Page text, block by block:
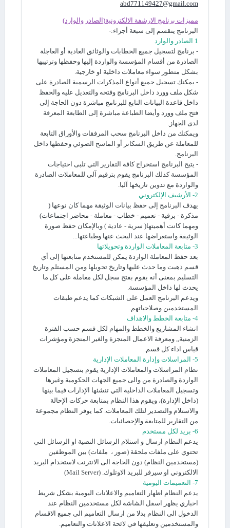
abd771149427@gmail.com
مميزات برنامج الارشفة الالكترونية(الصادر والوارد)
البرنامج ينقسم إلى سبعة أجزاء:-
1 الصادر والوارد
- برنامج لتسجيل جميع الخطابات والوثائق العادية أو العاجلة
الصادرة من أقسام المؤسسة والواردة إليها وحفظها وترتيبها
بشكل متطور سواء معاملات داخلية او خارجية.
- يمكنك تسجيل جميع أنواع المذكرات الرسمية الصادرة على
شكل ملف وورد داخل البرنامج وفتحه والتعديل عليه والحفظ
داخل قاعدة البيانات التابع للبرنامج مباشرة دون الحاجة إلى
فتح ملف وورد وأيضا الطباعة مباشرة إلى الطابعة المعرفة
لدى الجهاز.
ويمكنك من داخل البرنامج سحب المرفقات والأوراق التابعة
للمعاملة عن طريق السكانر أو الماسح الضوئي وحفظها داخل
البرنامج.
- يتيح البرنامج استخراج كافة التقارير التي تلبى احتياجات
المؤسسة كذلك البرنامج يقوم بترقيم آلي للمعاملات الصادرة
والواردة مع تدوين تاريخها آليا.
2- الأرشيف الإلكتروني
يهدف البرنامج إلى حفظ بيانات الوثيقة مهما كان نوعها (
مذكرة - برقية - تعميم - خطاب - معاملة - محاضر اجتماعات)
ومهما كانت أهميتها( سرية - عادية ) وبالإمكان حفظ صورة
الوثيقة واستعراضها عند البحث عنها وطباعتها...
3- متابعة المعاملات الواردة وتحويلاتها
بعد حفظ المعاملة الواردة يمكن للمستخدم متابعتها إلى أي
قسم ذهبت وما حدث عليها وتاريخ تحويلها ومن المستلم وتاريخ
التسليم بمعنى أنه يقوم بفتح سجل لكل معاملة على كل ما
يحدث لها داخل المؤسسة.
ويدعم البرنامج العمل على الشبكات كما يدعم طبقات
المستخدمين وصلاحياتهم.
4- متابعة الخطط والاهداف
انشاء المشاريع والخطط والمهام لكل قسم حسب الفترة
الزمنية,, ومعرفة الاعمال المنجزة والغير المنجزة ومؤشرات
قياس اداء كل قسم.
5- المراسلات وإدارة المعاملات الإدارية
نظام المراسلات والمعاملات الإدارية يقوم بتسجيل المعاملات
الواردة والصادرة من والى جميع الجهات الحكومية وغيرها
وتسجيل المعاملات الداخلية التي تنشئها الإدارات فيما بينها
(داخل الإدارة)، ويقوم هذا النظام بمتابعة حركات الإحالة
والاستلام والتصدير لتلك المعاملات. كما يوفر النظام مجموعة
من التقارير للمتابعة والإحصائيات.
6- بريد لكل مستخدم
يدعم النظام ارسال و استلام الرسائل النصية او الرسائل التي
تحتوي على ملفات ملحقة (صور ، ملفات) بين الموظفين
(مستخدمين النظام) دون الحاجة الى الانترنت لاستخدام البريد
الالكتروني او سيرفر للبريد الاوتلوك. (Mail Server)
7- التعميمات اليومية
يدعم النظام اظهار التعاميم والاعلانات اليومية بشكل شريط
اخباري يظهر اسفل الشاشة لكل مستخدمين النظام عند
الدخول الى النظام بدلا من ارسال التعاميم الى جميع الاقسام
والمستخدمين وتعليقها في لائحة الاعلانات والتعاميم.